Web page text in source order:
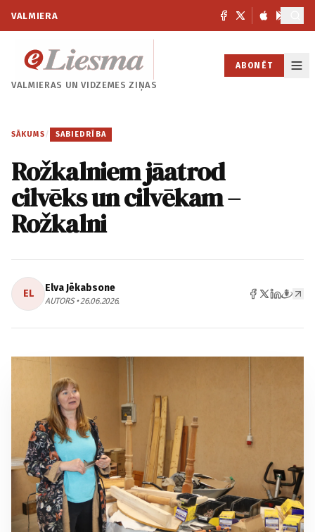
VALMIERA
VALMIERAS UNVIDZEMES ZIŅAS
ABONĒT
SĀKUMS / SABIEDRĪBA
Rožkalniem jāatrod
cilvēks un cilvēkam –
Rožkalni
EL Elva Jēkabsone
AUTORS • 26.06.2026.